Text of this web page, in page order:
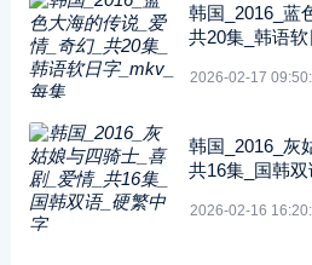
韩国_2016_蓝
共20集_韩语
2026-02-17
韩国_2016_灰
共16集_国韩
2026-02-16